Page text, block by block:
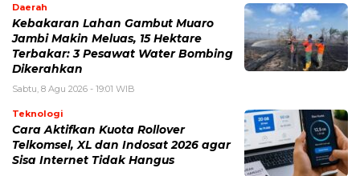
Daerah
Kebakaran Lahan Gambut Muaro
Jambi Makin Meluas, 15 Hektare
Terbakar: 3 Pesawat Water Bombing
Dikerahkan
Sabtu, 8 Agu 2026 - 19:01 WIB
Teknologi
Cara Aktifkan Kuota Rollover
Telkomsel, XL dan Indosat 2026 agar
Sisa Internet Tidak Hangus